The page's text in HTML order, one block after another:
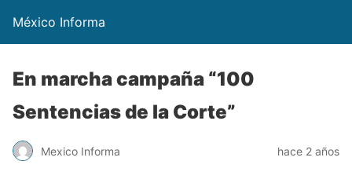
México Informa
En marcha campaña “100
Sentencias de la Corte”
Mexico Informa hace 2 años